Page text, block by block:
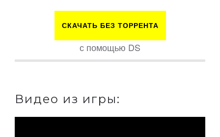
СКАЧАТЬ БЕЗ ТОРРЕНТА
с помощью DS
Видео из игры: